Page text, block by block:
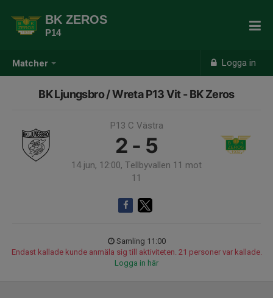
Matcher Logga in
BK ZEROS
P14
BK Ljungsbro / Wreta P13 Vit - BK Zeros
P13 C Västra
2 - 5
14 jun, 12:00, Tellbyvallen 11 mot
11
Samling 11:00
Endast kallade kunde anmäla sig till aktiviteten. 21 personer var kallade.
Logga in här